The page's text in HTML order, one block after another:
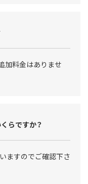
加料金はありませ
らですか？
ますのでご確認下さ